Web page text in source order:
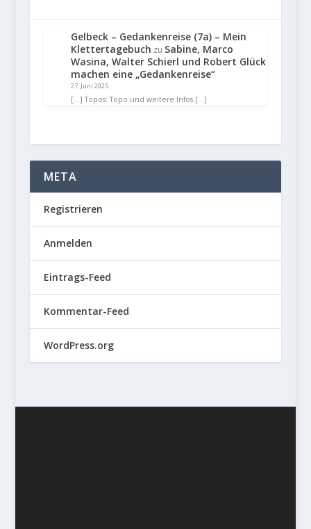
Gelbeck – Gedankenreise (7a) – Mein
Klettertagebuch zu Sabine, Marco
Wasina, Walter Schierl und Robert Glück
machen eine „Gedankenreise“
27. Juni 2025
[…] Topos: Topo und weitere Infos […]
META
Registrieren
Anmelden
Eintrags-Feed
Kommentar-Feed
WordPress.org